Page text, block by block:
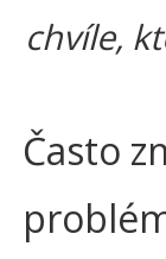
chvíle,
Často